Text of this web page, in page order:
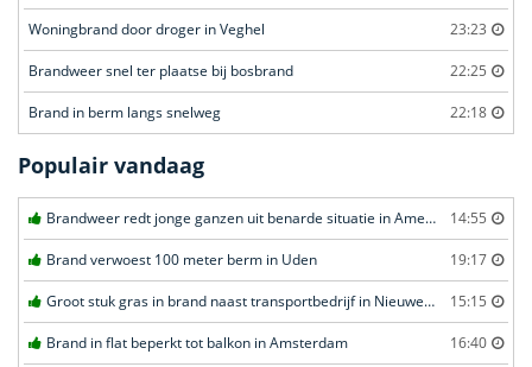
Woningbrand door droger in Veghel 23:23
Brandweer snel ter plaatse bij bosbrand 22:25
Brand in berm langs snelweg 22:18
Populair vandaag
Brandweer redt jonge ganzen uit benarde situatie in Amersfoort 14:55
Brand verwoest 100 meter berm in Uden 19:17
Groot stuk gras in brand naast transportbedrijf in Nieuwegein 15:15
Brand in flat beperkt tot balkon in Amsterdam 16:40